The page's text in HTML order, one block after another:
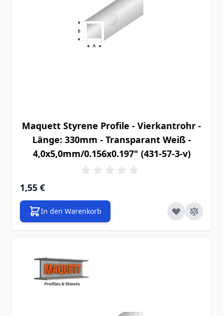
Maquett Styrene Profile - Vierkantrohr -
Länge: 330mm - Transparant Weiß -
4,0x5,0mm/0.156x0.197" (431-57-3-v)
1,55 €
In den Warenkorb